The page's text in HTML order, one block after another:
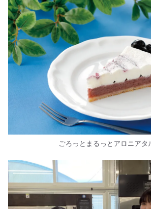
ごろっとまるっとアロニアタ